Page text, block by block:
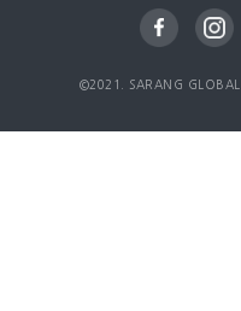
©2021. SARANG GLOBAL